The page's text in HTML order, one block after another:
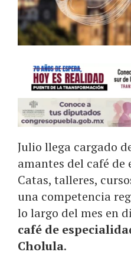
Julio llega cargado
amantes del café de
Catas, talleres,
una competencia
lo largo del mes en
café de
Cholula.